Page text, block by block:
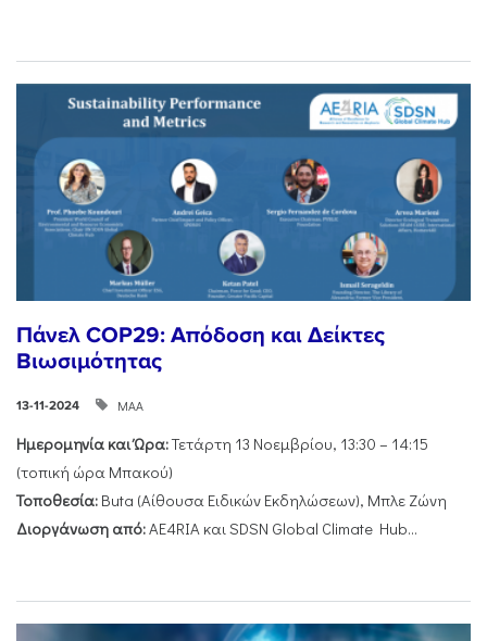
Πάνελ COP29: Απόδοση και Δείκτες
Βιωσιμότητας
13-11-2024 ΜΑΑ
Ημερομηνία και Ώρα:Τετάρτη 13 Νοεμβρίου, 13:30 – 14:15
(τοπική ώρα Μπακού)
Τοποθεσία: Buta (Αίθουσα Ειδικών Εκδηλώσεων), Μπλε Ζώνη
Διοργάνωση από:AE4RIA και SDSN Global Climate Hub...